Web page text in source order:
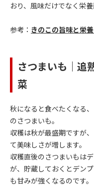
おり、風味だけでなく栄
参考： きのこの旨味と栄
さつまいも｜追
菜
秋になると食べたくなる
のさつまいも。
収穫は秋が最盛期ですが
て美味しさが増します。
収穫直後のさつまいもは
が、貯蔵しておくとデン
も甘みが強くなるのです。